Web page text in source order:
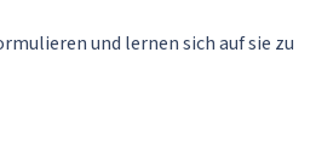
und lernen sich auf sie zu